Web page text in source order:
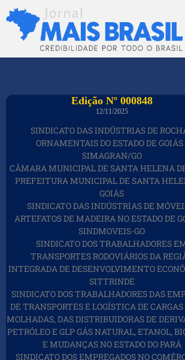
Edição Nº 000848
12/11/2025
SINDICATO DAS INDÚSTRIAS DE
ORNAMENTAIS DO ESTADO DE GOIÁS
SIMAGRAN/GO
CÂMARA MUNICIPAL DE SANTA HELENA
PREFEITURA MUNICIPAL DE SANTA
GOIÁS
SINDICATO DAS INDÚSTRIAS DE
ARTEFATOS DE MADEIRA NO ESTADO DE
SINDMOVEIS-GO
SINDICATO DOS TRABALHADORES
TRANSPORTES RODOVIÁRIOS DA
INTEGRADA DE DESENVOLVIMENTO
SITTRINDE
SINDICATO DOS TRABALHADORES DAS
DE TRANSPORTES E LOGÍSTICA DE CARGAS
MOLHADAS, DAS DISTRIBUIDORAS DE
PETRÓLEO E GLP GÁS NATURAL, ETANOL,
E MUDANÇAS NO ESTADO DO PARÁ
SINDICATO DOS EMPREGADOS NO